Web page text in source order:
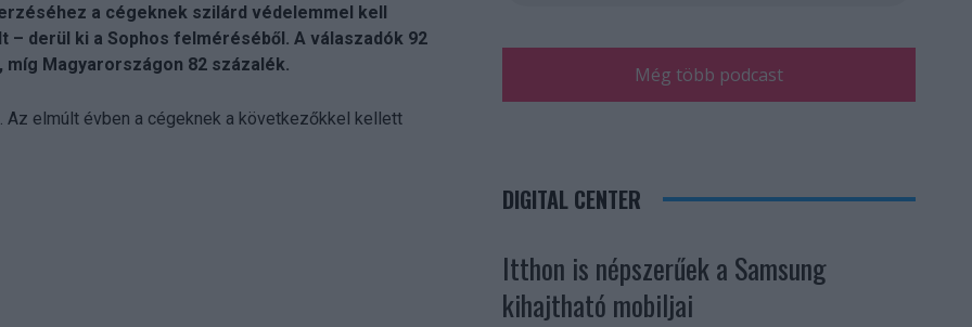
a cégeknek szilárd védelemmel kell
derül ki a Sophos felméréséből. A válaszadók 92
Magyarországon 82 százalék.
elmúlt évben a cégeknek a következőkkel kellett
Még több podcast
DIGITAL CENTER
Itthon is népszerűek a Samsung
kihajtható mobiljai